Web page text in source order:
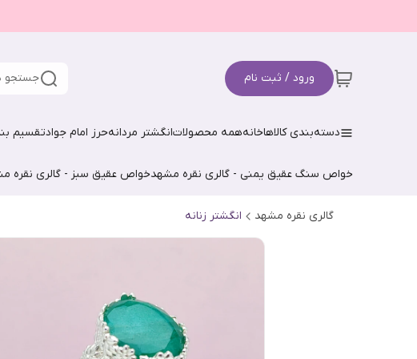
ورود / ثبت نام جستجو
دسته‌بندی کالاهاخانههمه محصولاتانگشتر مردانهحرز امام جوادتقسیم
خواص سنگ عقیق یمنی - گالری نقره مشهدخواص عقیق سبز - گالری نقره
گالری نقره مشهد انگشتر زنانه